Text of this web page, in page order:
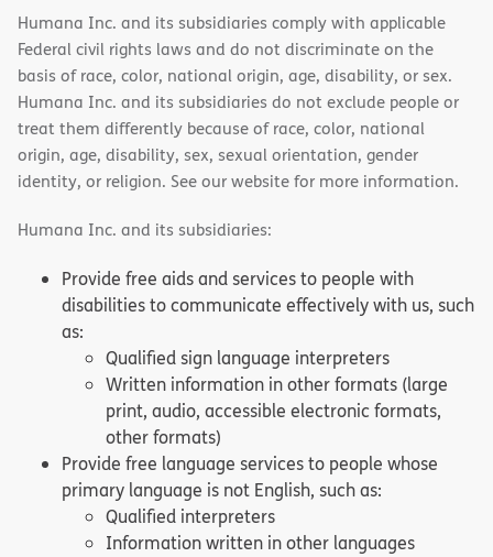
Humana Inc. and its subsidiaries comply with applicable
Federal civil rights laws and do not discriminate on the
basis of race, color, national origin, age, disability, or sex.
Humana Inc. and its subsidiaries do not exclude people or
treat them differently because of race, color, national
origin, age, disability, sex, sexual orientation, gender
identity, or religion. See our website for more information.
Humana Inc. and its subsidiaries:
Provide free aids and services to people with
disabilities to communicate effectively with us, such
as:
Qualified sign language interpreters
Written information in other formats (large
print, audio, accessible electronic formats,
other formats)
Provide free language services to people whose
primary language is not English, such as:
Qualified interpreters
Information written in other languages